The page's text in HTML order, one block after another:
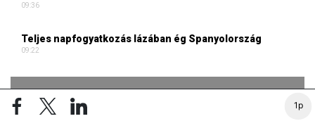
1p
09:36
Teljes napfogyatkozás lázában ég Spanyolország
09:22